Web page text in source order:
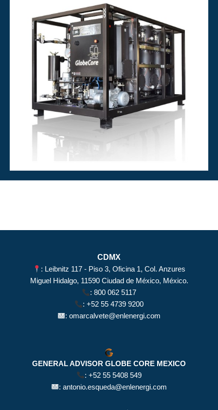
CDMX
: Leibnitz 117 - Piso 3, Oficina 1, Col. Anzures
Miguel Hidalgo, 11590 Ciudad de México, México.
: 800 062 5117
: +52 55 4739 9200
:omarcalvete@enlenergi.com
GENERAL ADVISOR GLOBE CORE MEXICO
: +52 55 5408 549
:antonio.esqueda@enlenergi.com